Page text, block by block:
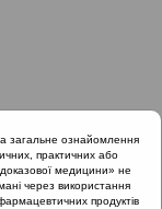
загальне ознайомлення
практичних або
медицини» не
через використання
продуктів